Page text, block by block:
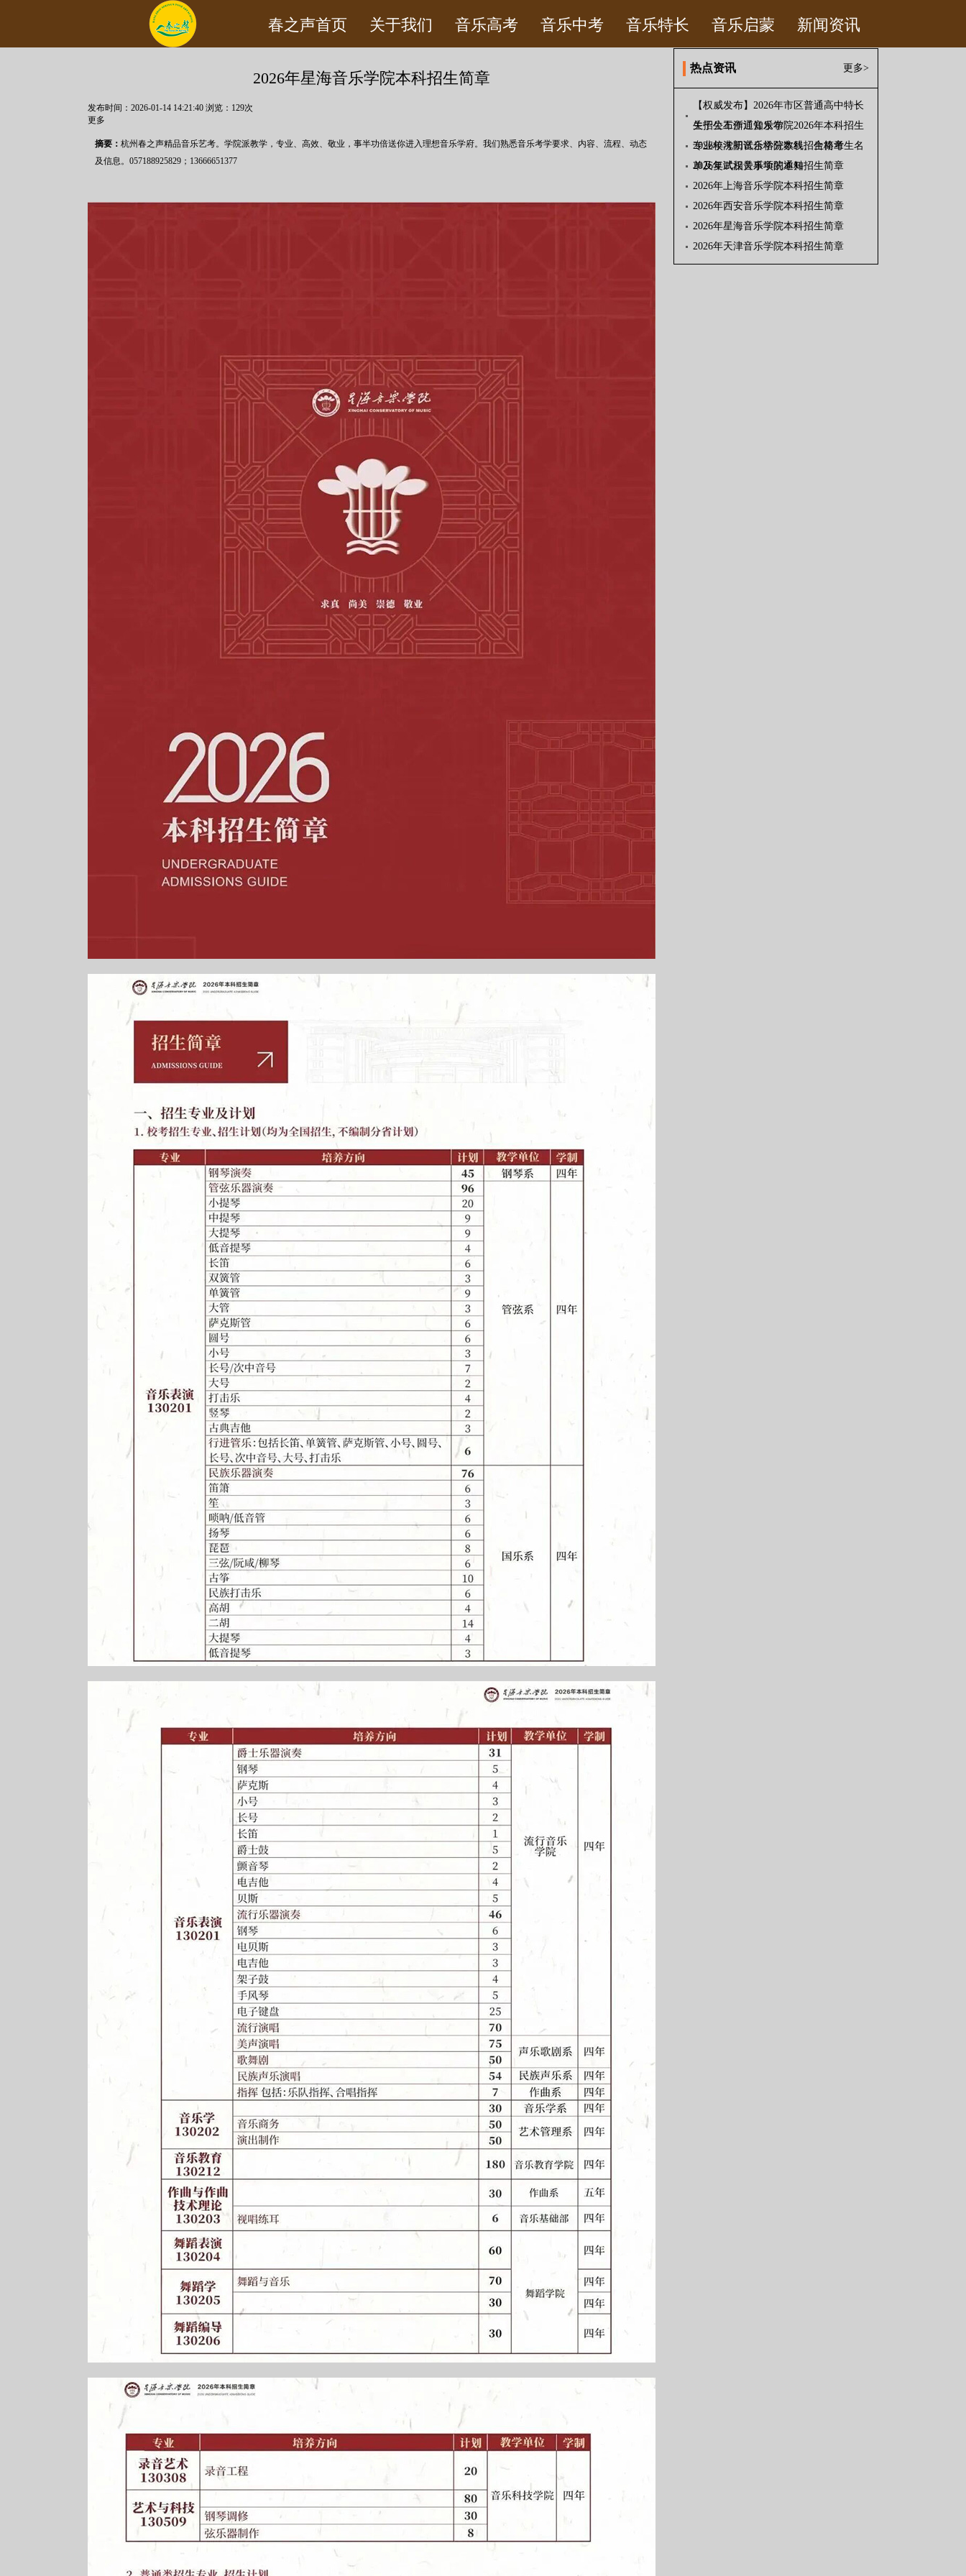
春之声首页 关于我们 音乐高考 音乐中考 音乐特长 音乐启蒙 新闻资讯
您现在的位置： 首页 >> 艺考政策
2026年星海音乐学院本科招生简章
发布时间：2026-01-14 14:21:40 浏览： 129次
更多
摘要： 杭州春之声精品音乐艺考。学院派教学，专业、高效、敬业，事半功倍送你进入理想音乐学府。我们熟悉音乐考学要求、内容、流程、动态
及信息。057188925829；13666651377
热点资讯 更多>
【权威发布】2026年市区普通高中特长
生招生工作通知发布
关于公布浙江音乐学院2026年本科招生
专业校考初试合格分数线、合格考生名
单及复试相关事项的通知
2026年沈阳音乐学院本科招生简章
2026年武汉音乐学院本科招生简章
2026年上海音乐学院本科招生简章
2026年西安音乐学院本科招生简章
2026年星海音乐学院本科招生简章
2026年天津音乐学院本科招生简章